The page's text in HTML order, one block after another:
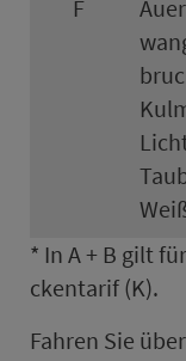
F
* In A + B gilt
cken­ta­rif (K).
Fahren Sie